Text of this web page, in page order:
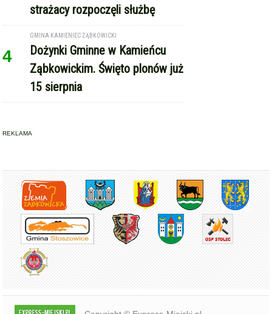
strażacy rozpoczęli służbę
4
GMINA KAMIENIEC ZĄBKOWICKI
Dożynki Gminne w Kamieńcu
Ząbkowickim. Święto plonów już
15 sierpnia
REKLAMA